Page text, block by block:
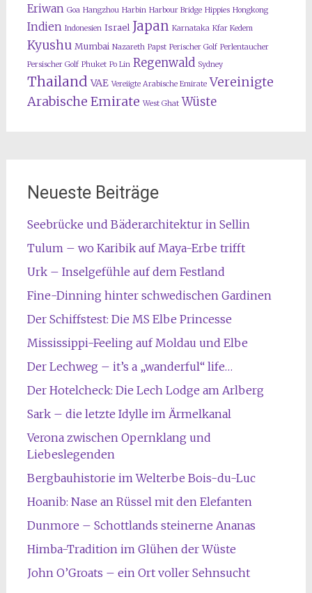
Eriwan Goa Hangzhou Harbin Harbour Bridge Hippies Hongkong
Indien Indonesien Israel Japan Karnataka Kfar Kedem
Kyushu Mumbai Nazareth Papst Perischer Golf Perlentaucher
Persischer Golf Phuket Po Lin Regenwald Sydney
Thailand VAE Vereiigte Arabische Emirate Vereinigte
Arabische Emirate West Ghat Wüste
Neueste Beiträge
Seebrücke und Bäderarchitektur in Sellin
Tulum – wo Karibik auf Maya-Erbe trifft
Urk – Inselgefühle auf dem Festland
Fine-Dinning hinter schwedischen Gardinen
Der Schiffstest: Die MS Elbe Princesse
Mississippi-Feeling auf Moldau und Elbe
Der Lechweg – it’s a „wanderful“ life…
Der Hotelcheck: Die Lech Lodge am Arlberg
Sark – die letzte Idylle im Ärmelkanal
Verona zwischen Opernklang und
Liebeslegenden
Bergbauhistorie im Welterbe Bois-du-Luc
Hoanib: Nase an Rüssel mit den Elefanten
Dunmore – Schottlands steinerne Ananas
Himba-Tradition im Glühen der Wüste
John O’Groats – ein Ort voller Sehnsucht